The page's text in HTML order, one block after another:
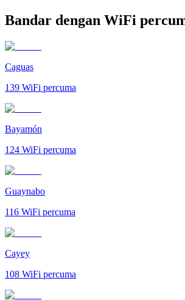
Bandar dengan WiFi
Caguas
139 WiFi percuma
Bayamón
124 WiFi percuma
Guaynabo
116 WiFi percuma
Cayey
108 WiFi percuma